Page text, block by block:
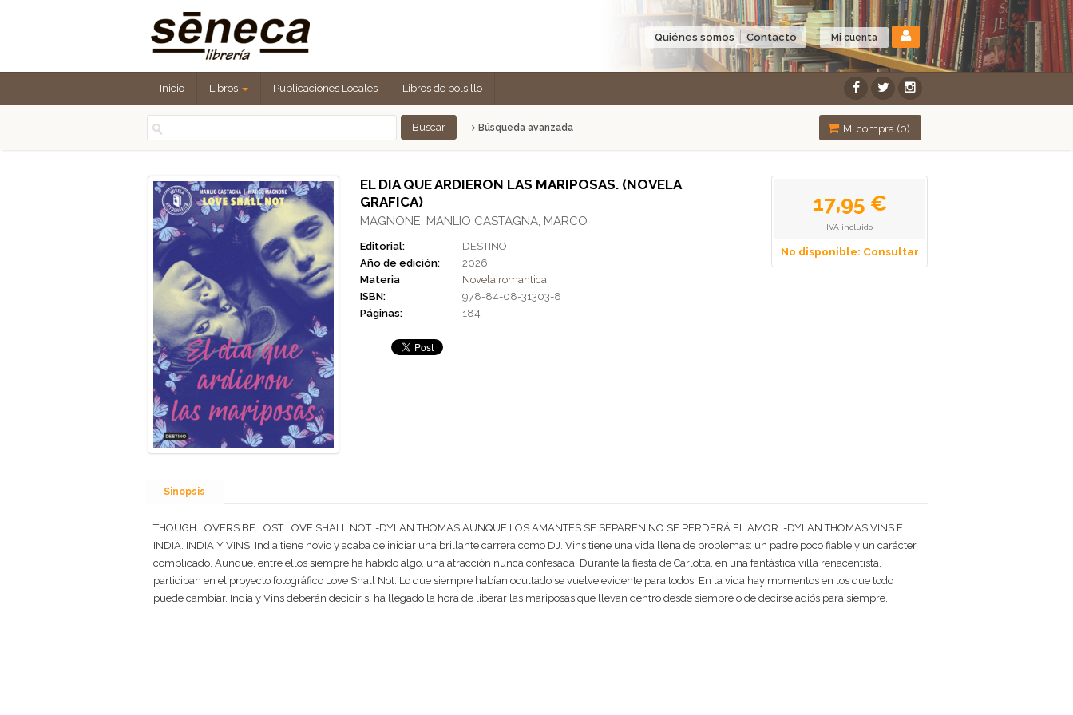
Mi cuenta
Quiénes somos Contacto
Inicio Libros Publicaciones Locales Libros de bolsillo
Búsqueda avanzada Mi compra (0)
EL DIA QUE ARDIERON LAS MARIPOSAS. (NOVELA
GRAFICA)
MAGNONE, MANLIO CASTAGNA, MARCO
Editorial:
DESTINO
Año de edición:
2026
Materia
Novela romantica
ISBN:
978-84-08-31303-8
Páginas:
184
17,95 €
IVA incluido
No disponible: Consultar
Sinopsis
THOUGH LOVERS BE LOST LOVE SHALL NOT. -DYLAN THOMAS AUNQUE LOS AMANTES SE SEPAREN NO SE PERDERÁ EL AMOR. -DYLAN THOMAS VINS E
INDIA. INDIA Y VINS. India tiene novio y acaba de iniciar una brillante carrera como DJ. Vins tiene una vida llena de problemas: un padre poco fiable y un carácter
complicado. Aunque, entre ellos siempre ha habido algo, una atracción nunca confesada. Durante la fiesta de Carlotta, en una fantástica villa renacentista,
participan en el proyecto fotográfico Love Shall Not. Lo que siempre habían ocultado se vuelve evidente para todos. En la vida hay momentos en los que todo
puede cambiar. India y Vins deberán decidir si ha llegado la hora de liberar las mariposas que llevan dentro desde siempre o de decirse adiós para siempre.